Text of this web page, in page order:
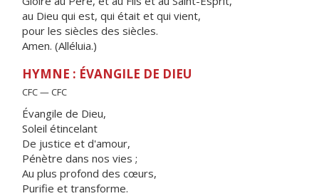
au Dieu qui est, qui était et qui vient,
pour les siècles des siècles.
Amen. (Alléluia.)
HYMNE : ÉVANGILE DE DIEU
CFC — CFC
Évangile de Dieu,
Soleil étincelant
De justice et d'amour,
Pénètre dans nos vies ;
Au plus profond des cœurs,
Purifie et transforme.